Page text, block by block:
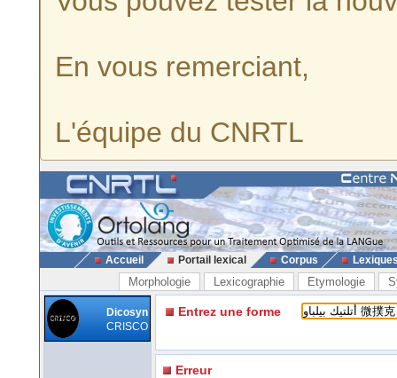
En vous remerciant,
L'équipe du CNRTL
Accueil Portail lexical Corpus
Morphologie Lexicographie Etymologie
Dicosyn
CRISCO
Entrez une forme
Erreur